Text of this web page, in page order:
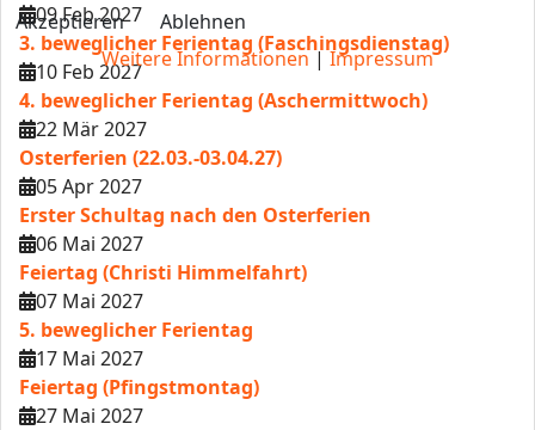
09 Feb 2027
3. beweglicher Ferientag (Faschingsdienstag)
10 Feb 2027
4. beweglicher Ferientag (Aschermittwoch)
22 Mär 2027
Osterferien (22.03.-03.04.27)
05 Apr 2027
Erster Schultag nach den Osterferien
06 Mai 2027
Feiertag (Christi Himmelfahrt)
07 Mai 2027
5. beweglicher Ferientag
17 Mai 2027
Feiertag (Pfingstmontag)
27 Mai 2027
Akzeptieren
Ablehnen
Weitere Informationen|Impressum